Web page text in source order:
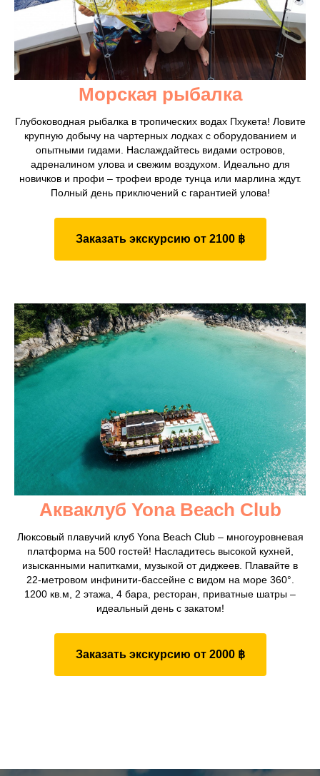
Морская рыбалка
Глубоководная рыбалка в тропических водах Пхукета! Ловите
крупную добычу на чартерных лодках с оборудованием и
опытными гидами. Наслаждайтесь видами островов,
адреналином улова и свежим воздухом. Идеально для
новичков и профи – трофеи вроде тунца или марлина ждут.
Полный день приключений с гарантией улова!
Заказать экскурсию от 2100 ฿
Акваклуб Yona Beach Club
Люксовый плавучий клуб Yona Beach Club – многоуровневая
платформа на 500 гостей! Насладитесь высокой кухней,
изысканными напитками, музыкой от диджеев. Плавайте в
22-метровом инфинити-бассейне с видом на море 360°.
1200 кв.м, 2 этажа, 4 бара, ресторан, приватные шатры –
идеальный день с закатом!
Заказать экскурсию от 2000 ฿